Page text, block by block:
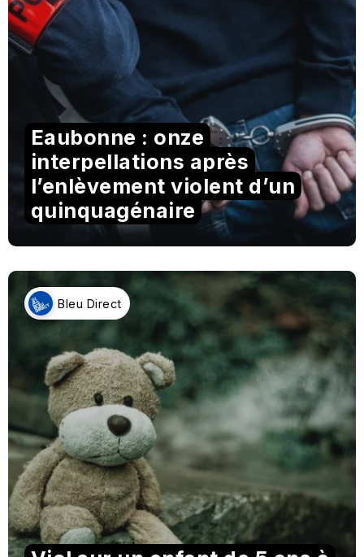
Eaubonne : onze
interpellations après
l’enlèvement violent d’un
quinquagénaire
Bleu Direct